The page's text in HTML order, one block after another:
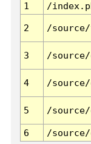
1
/
2 /
3 /
4 /
5 /
6 /